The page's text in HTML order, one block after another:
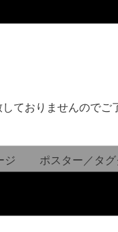
ておりませんのでご
ジ ポスター／タ